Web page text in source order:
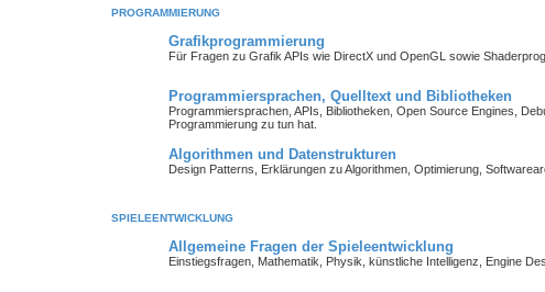
PROGRAMMIERUNG
Grafikprogrammierung
Für Fragen zu Grafik APIs wie DirectX und OpenGL sowie
Programmiersprachen, Quelltext und Bibliotheken
Programmiersprachen, APIs, Bibliotheken, Open Source Engines,
Programmierung zu tun hat.
Algorithmen und Datenstrukturen
Design Patterns, Erklärungen zu Algorithmen, Optimierung,
SPIELEENTWICKLUNG
Allgemeine Fragen der Spieleentwicklung
Einstiegsfragen, Mathematik, Physik, künstliche Intelligenz, Engine